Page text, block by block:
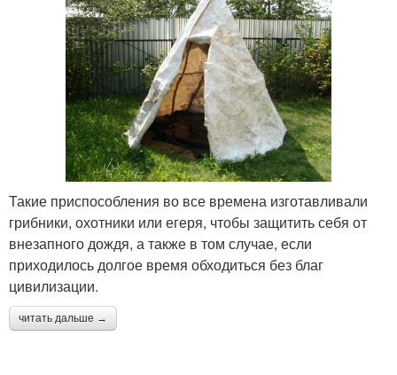
Такие приспособления во все времена изготавливали
грибники, охотники или егеря, чтобы защитить себя от
внезапного дождя, а также в том случае, если
приходилось долгое время обходиться без благ
цивилизации.
читать дальше →